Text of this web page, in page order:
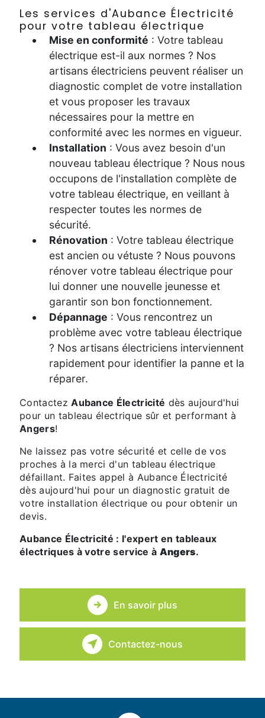
Les services d'Aubance Électricité
pour votre tableau électrique
Mise en conformité : Votre tableau
électrique est-il aux normes ? Nos
artisans électriciens peuvent réaliser un
diagnostic complet de votre installation
et vous proposer les travaux
nécessaires pour la mettre en
conformité avec les normes en vigueur.
Installation : Vous avez besoin d'un
nouveau tableau électrique ? Nous nous
occupons de l'installation complète de
votre tableau électrique, en veillant à
respecter toutes les normes de
sécurité.
Rénovation : Votre tableau électrique
est ancien ou vétuste ? Nous pouvons
rénover votre tableau électrique pour
lui donner une nouvelle jeunesse et
garantir son bon fonctionnement.
Dépannage : Vous rencontrez un
problème avec votre tableau électrique
? Nos artisans électriciens interviennent
rapidement pour identifier la panne et la
réparer.
ContactezAubance Électricité dès aujourd'hui
pour un tableau électrique sûr et performant à
Angers!
Ne laissez pas votre sécurité et celle de vos
proches à la merci d'un tableau électrique
défaillant. Faites appel à Aubance Électricité
dès aujourd'hui pour un diagnostic gratuit de
votre installation électrique ou pour obtenir un
devis.
Aubance Électricité : l'expert en tableaux
électriques à votre service à Angers.
En savoir plus
Contactez-nous